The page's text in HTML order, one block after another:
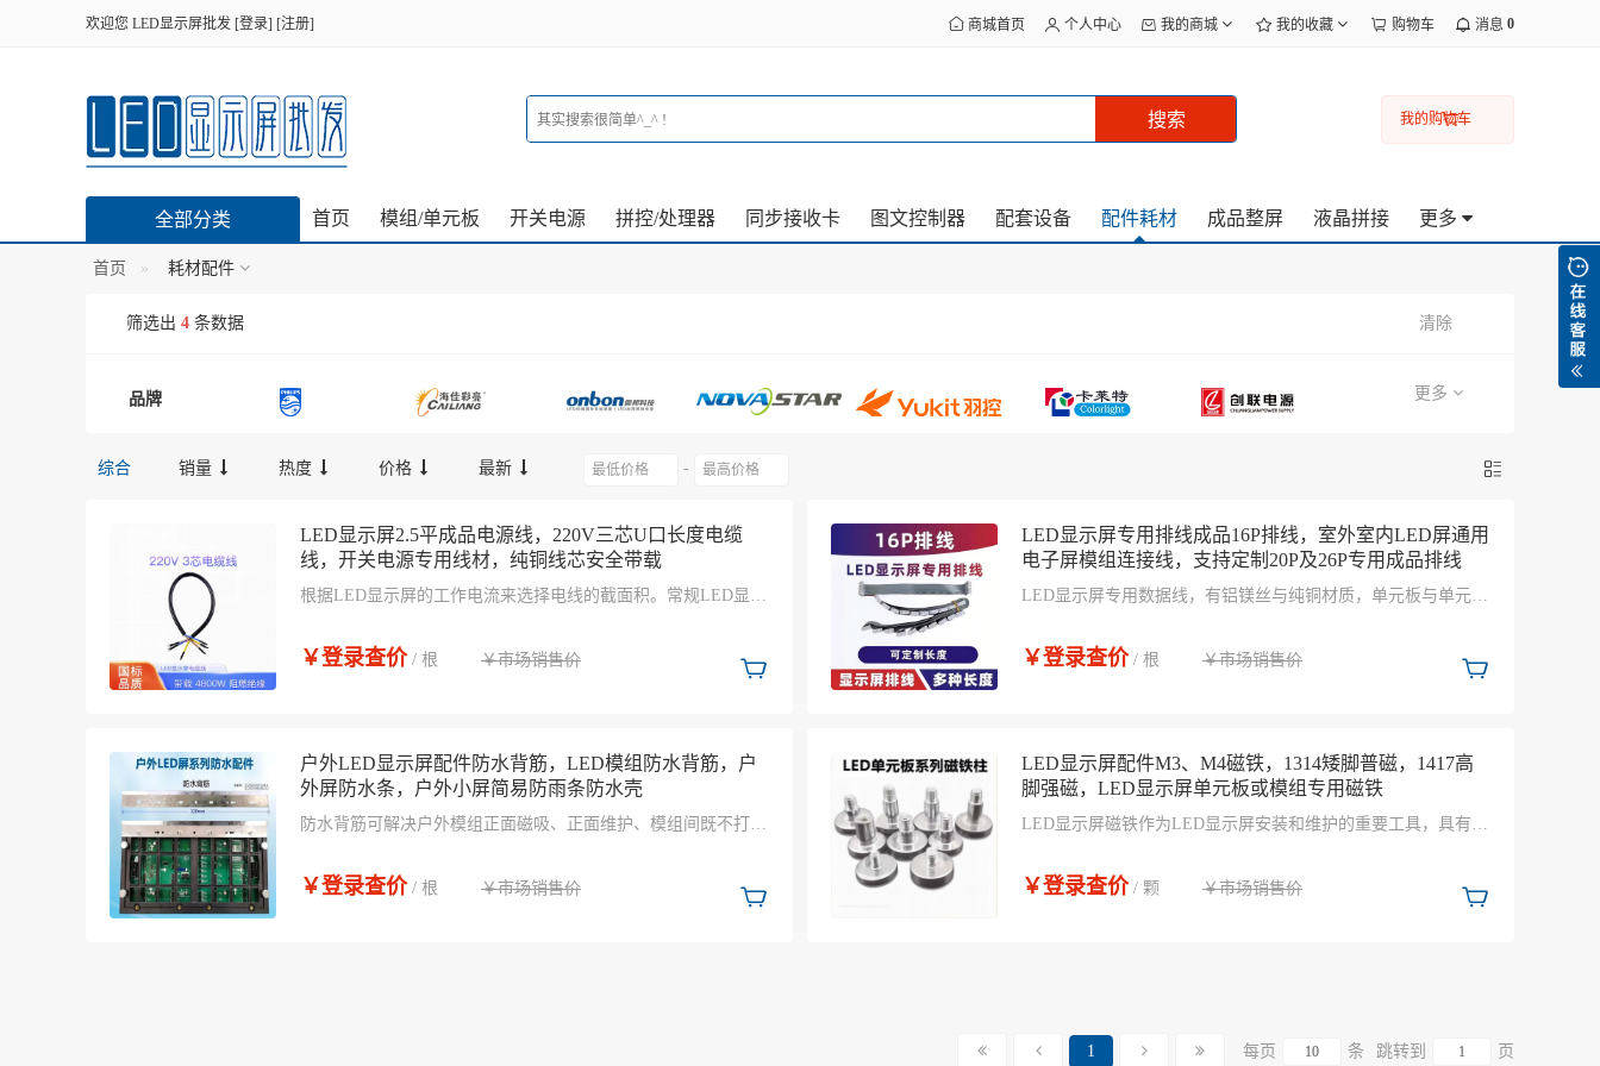
欢迎您 LED显示屏批发 [登录] [注册] 商城首页 个人中心 我的商城 我的收藏 购物车 消息 0
搜索 我的购物车
首页 模组/单元板 开关电源 拼控/处理器 同步接收卡 图文控制器 配套设备 配件耗材 成品整屏 液晶拼接 更多
全部分类
首页 耗材配件
筛选出 4 条数据 清除
品牌 更多
综合 销量 热度 价格 最新 -
LED显示屏2.5平成品电源线，220V三芯U口长度电缆
线，开关电源专用线材，纯铜线芯安全带载
根据LED显示屏的工作电流来选择电线的截面积。常规LED显示
￥登录查价 / 根 ￥市场销售价
LED显示屏专用排线成品16P排线，室外室内LED屏通用
电子屏模组连接线，支持定制20P及26P专用成品排线
LED显示屏专用数据线，有铝镁丝与纯铜材质，单元板与单元板
￥登录查价 / 根 ￥市场销售价
户外LED显示屏配件防水背筋，LED模组防水背筋，户
外屏防水条，户外小屏简易防雨条防水壳
防水背筋可解决户外模组正面磁吸、正面维护、模组间既不打胶
￥登录查价 / 根 ￥市场销售价
LED显示屏配件M3、M4磁铁，1314矮脚普磁，1417高
脚强磁，LED显示屏单元板或模组专用磁铁
LED显示屏磁铁作为LED显示屏安装和维护的重要工具，具有简
LED显示屏磁铁时，需要根据具体的安装需求和环境条件进行综
￥登录查价 / 颗 ￥市场销售价
1 每页 条 跳转到 页